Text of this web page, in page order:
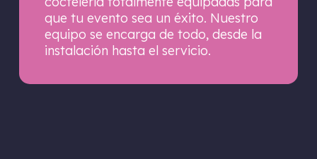
que tu evento sea un éxito. Nuestro
equipo se encarga de todo, desde la
instalación hasta el servicio.